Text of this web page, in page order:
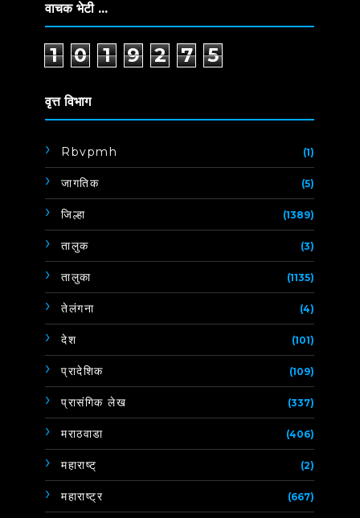
वाचक भेटी ...
1 0 1 9 2 7 5
वृत्त विभाग
Rbvpmh (1)
जागतिक (5)
जिल्हा (1389)
तालुक (3)
तालुका (1135)
तेलंगना (4)
देश (101)
प्रादेशिक (109)
प्रासंगिक लेख (337)
मराठवाडा (406)
महाराष्ट् (2)
महाराष्ट्र (667)